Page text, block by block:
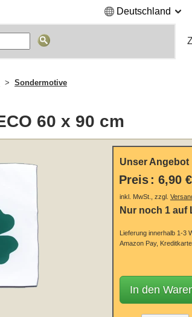
Deutschland
Sondermotive
60 x 90 cm
Unser Angebot
Preis : 6,90 €
inkl. MwSt., zzgl.
Nur noch 1 auf
Lieferung innerhalb 1-3
Amazon Pay,
In den